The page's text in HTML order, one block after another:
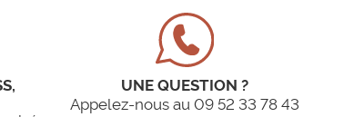
UNE QUESTION ?
Appelez-nous au 09 52 33 78 43